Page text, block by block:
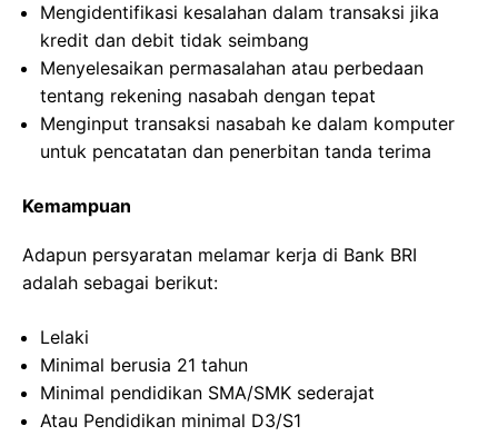
Mengidentifikasi kesalahan dalam transaksi jika
kredit dan debit tidak seimbang
Menyelesaikan permasalahan atau perbedaan
tentang rekening nasabah dengan tepat
Menginput transaksi nasabah ke dalam komputer
untuk pencatatan dan penerbitan tanda terima
Kemampuan
Adapun persyaratan melamar kerja di Bank BRI
adalah sebagai berikut:
Lelaki
Minimal berusia 21 tahun
Minimal pendidikan SMA/SMK sederajat
Atau Pendidikan minimal D3/S1